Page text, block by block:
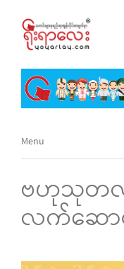
Menu
Menu
ဗဟုသုတ
လက်ဆော